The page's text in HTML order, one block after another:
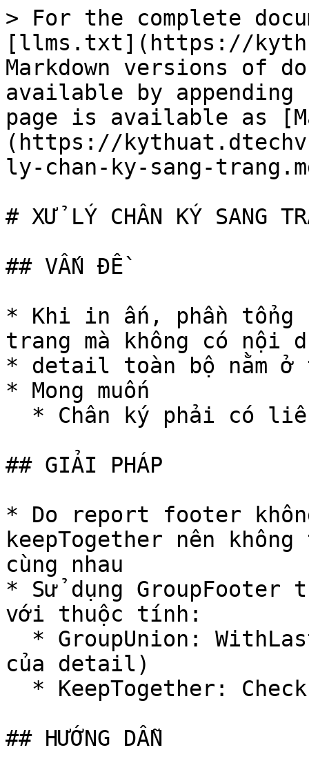
> For the complete
[llms.txt](https://
Markdown versions of
available by
page is available as
(https://
ly-chan-ky-sang-
# XỬ LÝ CHÂN KÝ SANG
## VẤN ĐỀ
* Khi in ấn, phần tổng
trang mà không có nội
* detail toàn bộ nằm ở
* Mong muốn
## GIẢI PHÁP
* Do report footer
keepTogether nên
cùng nhau
* Sử dụng GroupFooter
với thuộc tính:
của detail)
## HƯỚNG DẪN